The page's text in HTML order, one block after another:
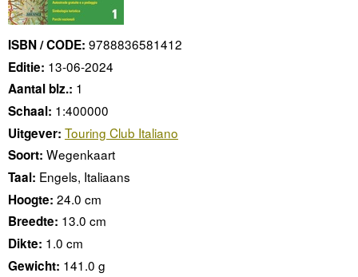
ISBN / CODE: 9788836581412
Editie: 13-06-2024
Aantal blz.: 1
Schaal: 1:400000
Uitgever: Touring Club Italiano
Soort: Wegenkaart
Taal: Engels, Italiaans
Hoogte: 24.0 cm
Breedte: 13.0 cm
Dikte: 1.0 cm
Gewicht: 141.0 g